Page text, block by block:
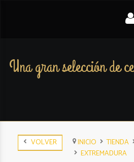
Una gran selección de
VOLVER INICIO TIENDA
EXTREMADURA